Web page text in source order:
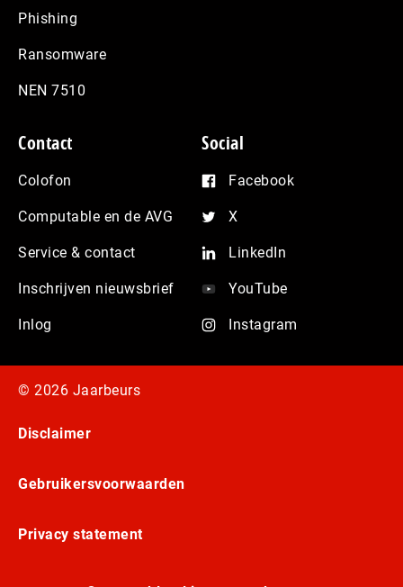
Phishing
Ransomware
NEN 7510
Contact
Colofon
Computable en de AVG
Service & contact
Inschrijven nieuwsbrief
Inlog
Social
Facebook
X
LinkedIn
YouTube
Instagram
© 2026 Jaarbeurs
Disclaimer
Gebruikersvoorwaarden
Privacy statement